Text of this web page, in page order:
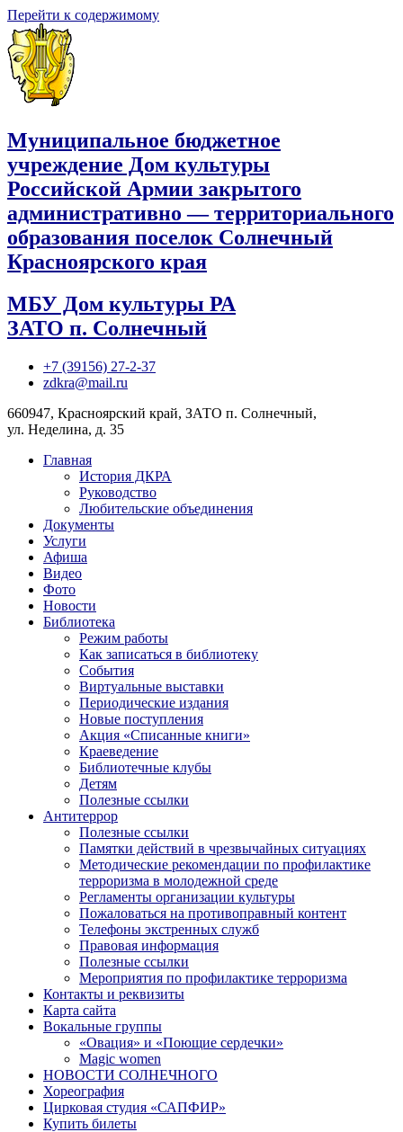
Перейти к содержимому
Муниципальное бюджетное
учреждение Дом культуры
Российской Армии закрытого
административно — территориального
образования поселок Солнечный
Красноярского края
МБУ Дом культуры РА
ЗАТО п. Солнечный
+7 (39156) 27-2-37
zdkra@mail.ru
660947, Красноярский край, ЗАТО п. Солнечный,
ул. Неделина, д. 35
Главная
История ДКРА
Руководство
Любительские объединения
Документы
Услуги
Афиша
Видео
Фото
Новости
Библиотека
Режим работы
Как записаться в библиотеку
События
Виртуальные выставки
Периодические издания
Новые поступления
Акция «Списанные книги»
Краеведение
Библиотечные клубы
Детям
Полезные ссылки
Антитеррор
Полезные ссылки
Памятки действий в чрезвычайных ситуациях
Методические рекомендации по профилактике
терроризма в молодежной среде
Регламенты организации культуры
Пожаловаться на противоправный контент
Телефоны экстренных служб
Правовая информация
Полезные ссылки
Мероприятия по профилактике терроризма
Контакты и реквизиты
Карта сайта
Вокальные группы
«Овация» и «Поющие сердечки»
Magic women
НОВОСТИ СОЛНЕЧНОГО
Хореография
Цирковая студия «САПФИР»
Купить билеты